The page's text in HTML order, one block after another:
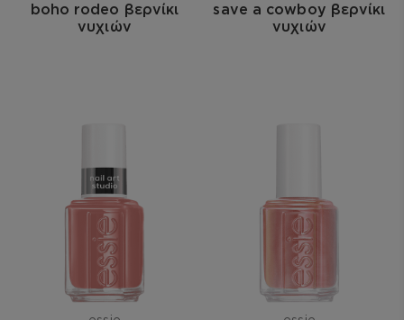
boho rodeo βερνίκι
νυχιών
save a cowboy βερνίκι
νυχιών